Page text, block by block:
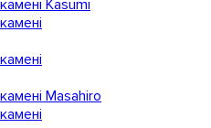
Kasumi
Masahiro